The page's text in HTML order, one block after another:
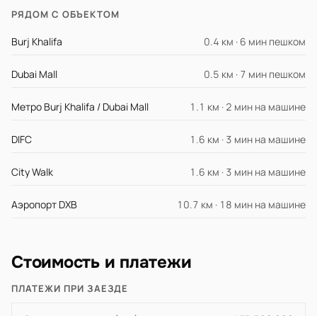
РЯДОМ С ОБЪЕКТОМ
Burj Khalifa 0.4 км · 6 мин пешком
Dubai Mall 0.5 км · 7 мин пешком
Метро Burj Khalifa / Dubai Mall 1.1 км · 2 мин на машине
DIFC 1.6 км · 3 мин на машине
City Walk 1.6 км · 3 мин на машине
Аэропорт DXB 10.7 км · 18 мин на машине
Стоимость и платежи
ПЛАТЕЖИ ПРИ ЗАЕЗДЕ